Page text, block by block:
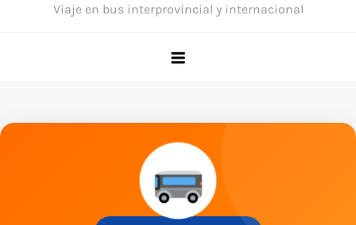
Viaje en bus interprovincial y internacional